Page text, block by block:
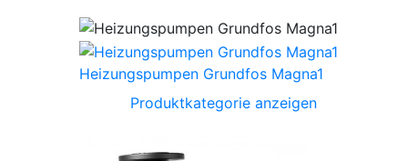
Heizungspumpen Grundfos Magna1
Produktkategorie anzeigen